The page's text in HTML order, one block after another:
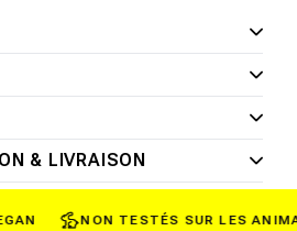
& LIVRAISON
NON TESTÉS SUR LES